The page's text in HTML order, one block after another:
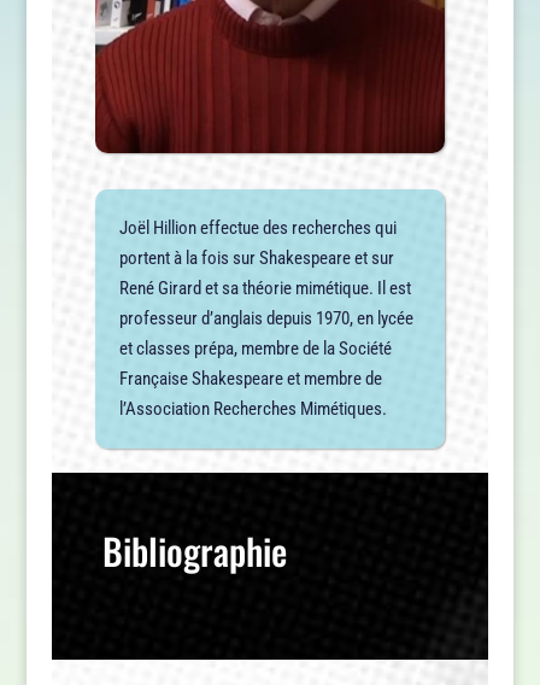
Joël Hillion effectue des recherches qui
portent à la fois sur Shakespeare et sur
René Girard et sa théorie mimétique. Il est
professeur d’anglais depuis 1970, en lycée
et classes prépa, membre de la Société
Française Shakespeare et membre de
l’Association Recherches Mimétiques.
Bibliographie